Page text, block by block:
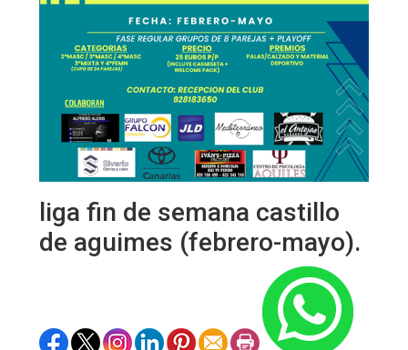
liga fin de semana castillo
de aguimes (febrero-mayo).